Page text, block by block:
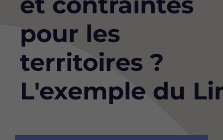
pour les
territoires ?
L'exemple du